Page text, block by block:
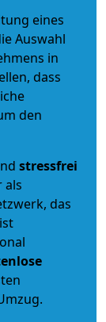
eines
Auswahl
in
dass
den
stressfrei
als
das